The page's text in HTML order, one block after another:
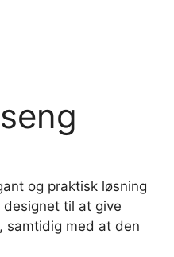
og praktisk løsning
til at give
samtidig med at den